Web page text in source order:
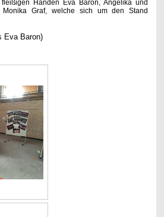
Händen Eva Baron, Angelika und
Monika Graf, welche sich um den Stand
Eva Baron)